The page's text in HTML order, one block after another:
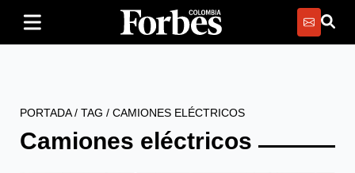
PORTADA/ TAG / CAMIONES ELÉCTRICOS
Camiones eléctricos